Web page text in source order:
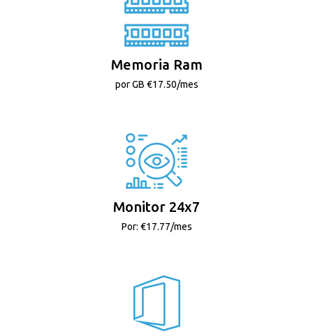
Memoria Ram
por GB €17.50/mes
Monitor 24x7
Por: €17.77/mes